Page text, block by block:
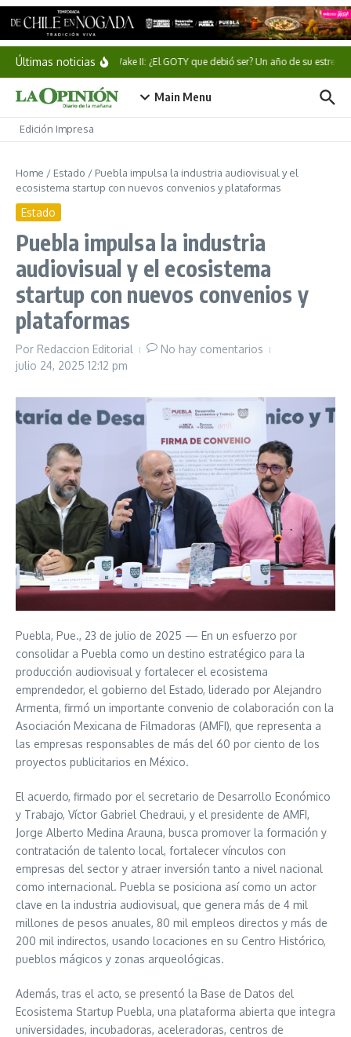
Saltar al contenido
Últimas noticiasAlan Wake II: ¿El GOTY que debió ser? Un año de su estreno
Main Menu
Edición Impresa
Home / Estado / Puebla impulsa la industria audiovisual y el
ecosistema startup con nuevos convenios y plataformas
Estado
Puebla impulsa la industria
audiovisual y el ecosistema
startup con nuevos convenios y
plataformas
Por Redaccion Editorial
No hay comentarios
julio 24, 2025 12:12 pm
Puebla, Pue., 23 de julio de 2025 — En un esfuerzo por
consolidar a Puebla como un destino estratégico para la
producción audiovisual y fortalecer el ecosistema
emprendedor, el gobierno del Estado, liderado por Alejandro
Armenta, firmó un importante convenio de colaboración con la
Asociación Mexicana de Filmadoras (AMFI), que representa a
las empresas responsables de más del 60 por ciento de los
proyectos publicitarios en México.
El acuerdo, firmado por el secretario de Desarrollo Económico
y Trabajo, Víctor Gabriel Chedraui, y el presidente de AMFI,
Jorge Alberto Medina Arauna, busca promover la formación y
contratación de talento local, fortalecer vínculos con
empresas del sector y atraer inversión tanto a nivel nacional
como internacional. Puebla se posiciona así como un actor
clave en la industria audiovisual, que genera más de 4 mil
millones de pesos anuales, 80 mil empleos directos y más de
200 mil indirectos, usando locaciones en su Centro Histórico,
pueblos mágicos y zonas arqueológicas.
Además, tras el acto, se presentó la Base de Datos del
Ecosistema Startup Puebla, una plataforma abierta que integra
universidades, incubadoras, aceleradoras, centros de